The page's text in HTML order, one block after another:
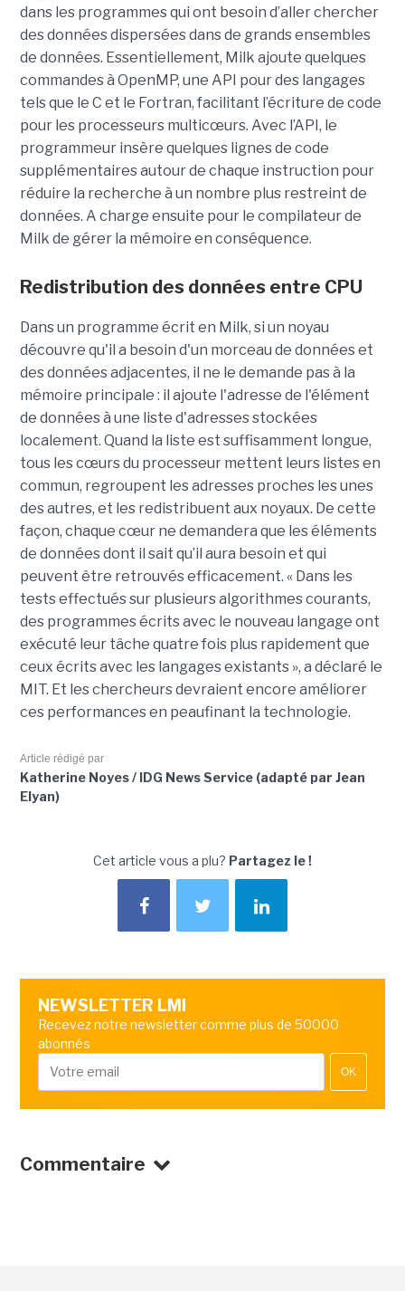
dans les programmes qui ont besoin d’aller chercher
des données dispersées dans de grands ensembles
de données. Essentiellement, Milk ajoute quelques
commandes à OpenMP, une API pour des langages
tels que le C et le Fortran, facilitant l’écriture de code
pour les processeurs multicœurs. Avec l’API, le
programmeur insère quelques lignes de code
supplémentaires autour de chaque instruction pour
réduire la recherche à un nombre plus restreint de
données. A charge ensuite pour le compilateur de
Milk de gérer la mémoire en conséquence.
Redistribution des données entre CPU
Dans un programme écrit en Milk, si un noyau
découvre qu'il a besoin d'un morceau de données et
des données adjacentes, il ne le demande pas à la
mémoire principale : il ajoute l'adresse de l'élément
de données à une liste d'adresses stockées
localement. Quand la liste est suffisamment longue,
tous les cœurs du processeur mettent leurs listes en
commun, regroupent les adresses proches les unes
des autres, et les redistribuent aux noyaux. De cette
façon, chaque cœur ne demandera que les éléments
de données dont il sait qu’il aura besoin et qui
peuvent être retrouvés efficacement. « Dans les
tests effectués sur plusieurs algorithmes courants,
des programmes écrits avec le nouveau langage ont
exécuté leur tâche quatre fois plus rapidement que
ceux écrits avec les langages existants », a déclaré le
MIT. Et les chercheurs devraient encore améliorer
ces performances en peaufinant la technologie.
Article rédigé par
Katherine Noyes / IDG News Service (adapté par Jean
Elyan)
Cet article vous a plu? Partagez le !
NEWSLETTER LMI
Recevez notre newsletter comme plus de 50000
abonnés
OK
Commentaire